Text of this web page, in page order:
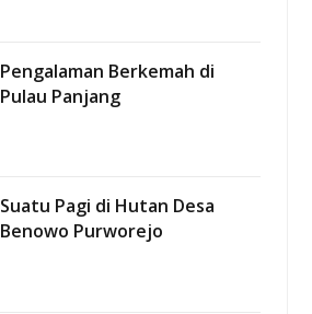
Pengalaman Berkemah di
Pulau Panjang
Suatu Pagi di Hutan Desa
Benowo Purworejo